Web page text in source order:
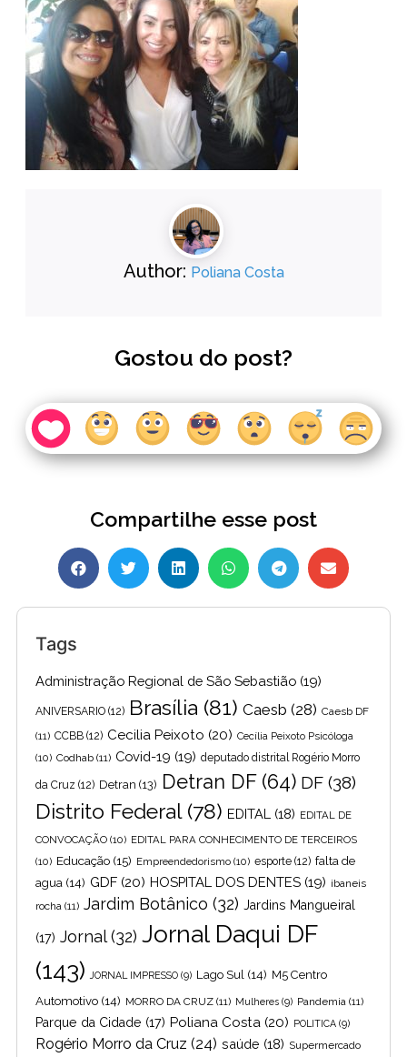
Author: Poliana Costa
Gostou do post?
Compartilhe esse post
Tags
Administração Regional de São Sebastião (19)
ANIVERSARIO (12) Brasília (81) Caesb (28) Caesb DF
(11) CCBB (12) Cecilia Peixoto (20) Cecília Peixoto Psicóloga
(10) Codhab (11) Covid-19 (19) deputado distrital Rogério Morro
da Cruz (12) Detran (13) Detran DF(64) DF (38)
Distrito Federal(78) EDITAL (18) EDITAL DE
CONVOCAÇÃO (10) EDITAL PARA CONHECIMENTO DE TERCEIROS
(10) Educação (15) Empreendedorismo (10) esporte (12) falta de
agua (14) GDF (20) HOSPITAL DOS DENTES (19) ibaneis
rocha (11) Jardim Botânico (32) Jardins Mangueiral
(17) Jornal(32) Jornal Daqui DF
(143)
JORNAL IMPRESSO (9) Lago Sul (14) M5 Centro
Automotivo (14) MORRO DA CRUZ (11) Mulheres (9) Pandemia (11)
Parque da Cidade (17) Poliana Costa (20) POLITICA (9)
Rogério Morro da Cruz (24) saúde (18) Supermercado